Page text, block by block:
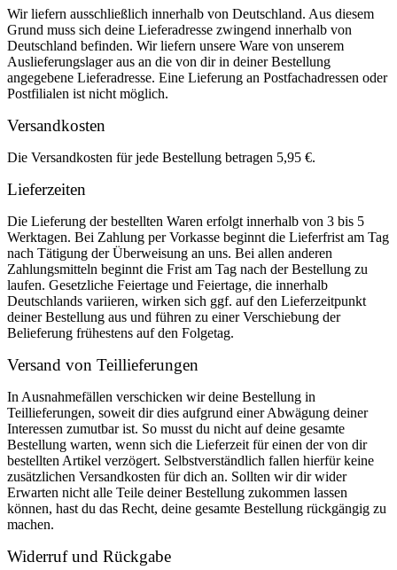
Wir liefern ausschließlich innerhalb von Deutschland. Aus diesem
Grund muss sich deine Lieferadresse zwingend innerhalb von
Deutschland befinden. Wir liefern unsere Ware von unserem
Auslieferungslager aus an die von dir in deiner Bestellung
angegebene Lieferadresse. Eine Lieferung an Postfachadressen oder
Postfilialen ist nicht möglich.
Versandkosten
Die Versandkosten für jede Bestellung betragen 5,95 €.
Lieferzeiten
Die Lieferung der bestellten Waren erfolgt innerhalb von 3 bis 5
Werktagen. Bei Zahlung per Vorkasse beginnt die Lieferfrist am Tag
nach Tätigung der Überweisung an uns. Bei allen anderen
Zahlungsmitteln beginnt die Frist am Tag nach der Bestellung zu
laufen. Gesetzliche Feiertage und Feiertage, die innerhalb
Deutschlands variieren, wirken sich ggf. auf den Lieferzeitpunkt
deiner Bestellung aus und führen zu einer Verschiebung der
Belieferung frühestens auf den Folgetag.
Versand von Teillieferungen
In Ausnahmefällen verschicken wir deine Bestellung in
Teillieferungen, soweit dir dies aufgrund einer Abwägung deiner
Interessen zumutbar ist. So musst du nicht auf deine gesamte
Bestellung warten, wenn sich die Lieferzeit für einen der von dir
bestellten Artikel verzögert. Selbstverständlich fallen hierfür keine
zusätzlichen Versandkosten für dich an. Sollten wir dir wider
Erwarten nicht alle Teile deiner Bestellung zukommen lassen
können, hast du das Recht, deine gesamte Bestellung rückgängig zu
machen.
Widerruf und Rückgabe